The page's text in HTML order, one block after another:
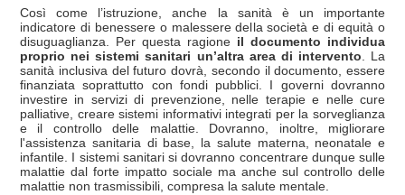
Così come l’istruzione, anche la sanità è un importante
indicatore di benessere o malessere della società e di equità o
disuguaglianza. Per questa ragione il documento individua
proprio nei sistemi sanitari un’altra area di intervento. La
sanità inclusiva del futuro dovrà, secondo il documento, essere
finanziata soprattutto con fondi pubblici. I governi dovranno
investire in servizi di prevenzione, nelle terapie e nelle cure
palliative, creare sistemi informativi integrati per la sorveglianza
e il controllo delle malattie. Dovranno, inoltre, migliorare
l'assistenza sanitaria di base, la salute materna, neonatale e
infantile. I sistemi sanitari si dovranno concentrare dunque sulle
malattie dal forte impatto sociale ma anche sul controllo delle
malattie non trasmissibili, compresa la salute mentale.